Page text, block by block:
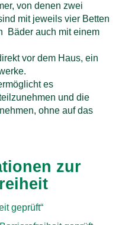
von denen zwei
mit jeweils vier Betten
Bäder auch mit einem
vor dem Haus, ein
es
und die
ohne auf das
zur